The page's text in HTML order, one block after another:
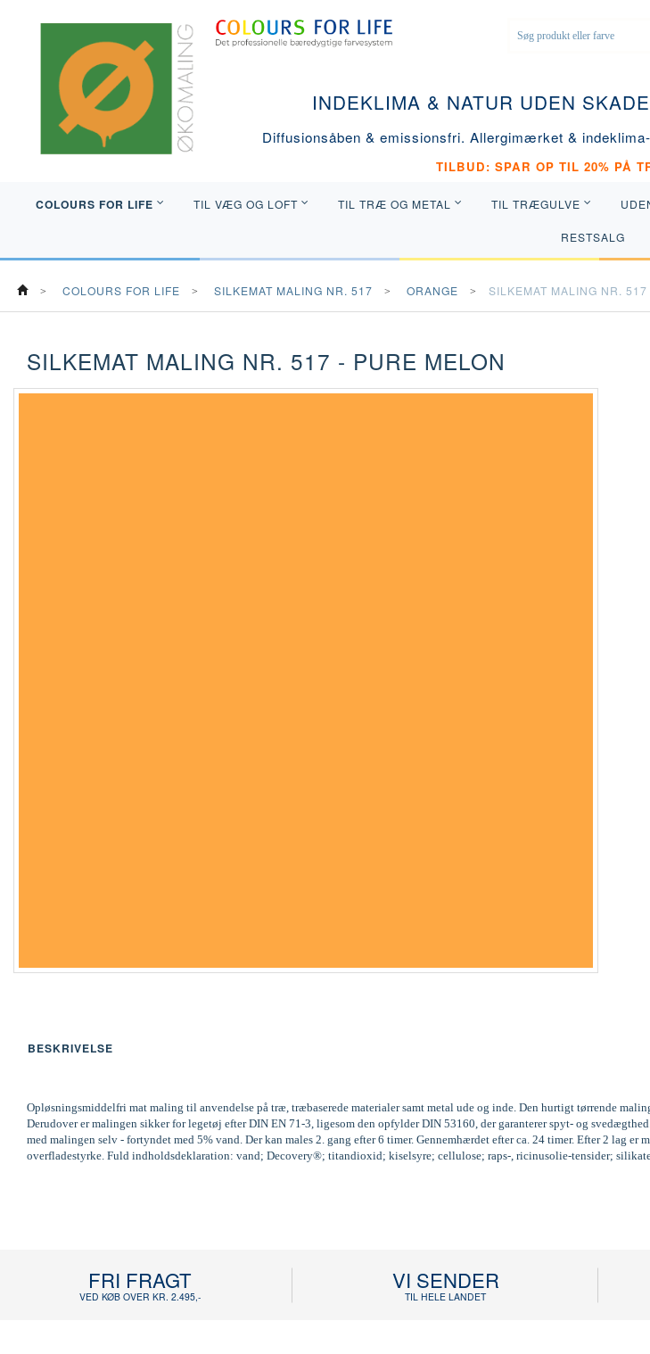
INDEKLIMA & NATUR UDEN
Diffusionsåben & emissionsfri. Allergimærket &
TILBUD: SPAR OP TIL 20% PÅ
COLOURS FOR LIFE TIL VÆG OG LOFT TIL TRÆ OG METAL TIL TRÆGULVE
RESTSALG
COLOURS FOR LIFE SILKEMAT MALING NR. 517 ORANGE SILKEMAT MALING NR.
SILKEMAT MALING NR. 517 - PURE MELON
BESKRIVELSE
Opløsningsmiddelfri mat maling til anvendelse på træ, træbaserede materialer samt metal ude og inde. Den hurtigt tørrende
Derudover er malingen sikker for legetøj efter DIN EN 71-3, ligesom den opfylder DIN 53160, der garanterer spyt- og
med malingen selv - fortyndet med 5% vand. Der kan males 2. gang efter 6 timer. Gennemhærdet efter ca. 24 timer. Efter 2 lag
overfladestyrke. Fuld indholdsdeklaration: vand; Decovery®; titandioxid; kiselsyre; cellulose; raps-, ricinusolie-tensider;
FRI FRAGT
VED KØB OVER KR. 2.495,-
VI SENDER
TIL HELE LANDET